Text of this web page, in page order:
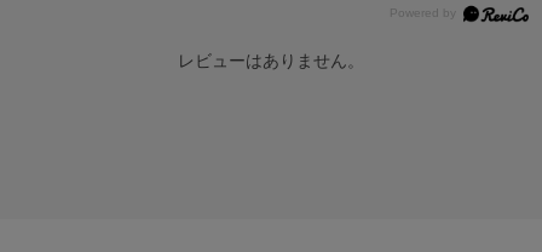
レビューはありません。